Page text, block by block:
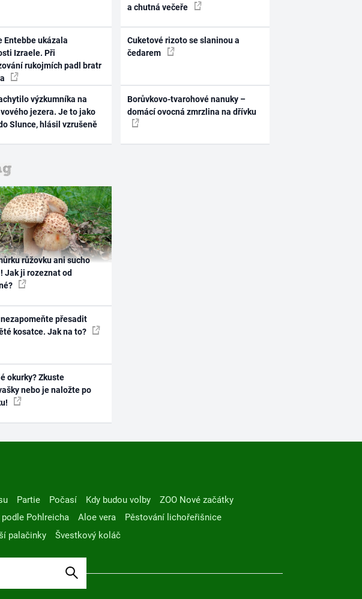
Entebbe ukázala
Izraele. Při
rukojmích padl bratr
výzkumníka na
jezera. Je to jako
Slunce, hlásil vzrušeně
a chutná večeře
Cuketové rizoto se slaninou a
čedarem
Borůvkovo-tvarohové nanuky –
domácí ovocná zmrzlina na dřívku
růžovku ani sucho
Jak ji rozeznat od
přesadit
kosatce. Jak na to?
okurky? Zkuste
nebo je naložte po
Partie Počasí Kdy budou volby
ZOO Nové začátky
Pohlreicha Aloe vera
Pěstování lichořeřišnice
palačinky Švestkový koláč